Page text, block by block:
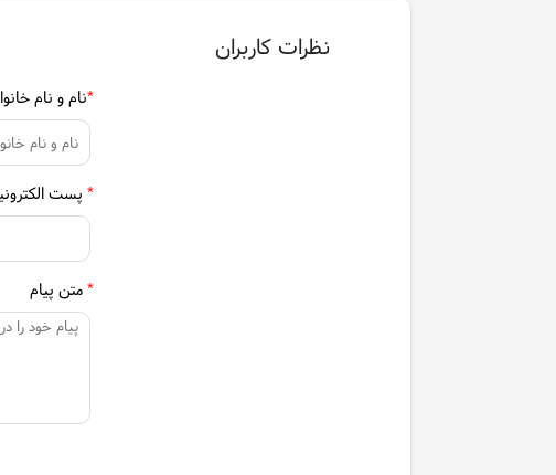
نظرات کاربران
*نام و نام
* پست
*متن پیام